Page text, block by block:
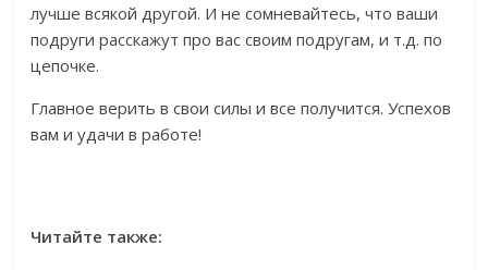
лучше всякой другой. И не сомневайтесь, что ваши
подруги расскажут про вас своим подругам, и т.д. по
цепочке.
Главное верить в свои силы и все получится. Успехов
вам и удачи в работе!
Читайте также: